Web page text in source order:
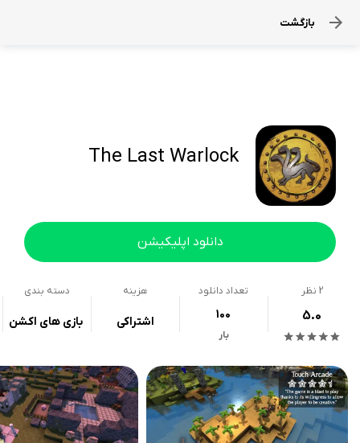
بازگشت
The Last Warlock
دانلود اپلیکیشن
2 نظر
5.0
تعداد دانلود
100
بار
هزینه
اشتراکی
دسته بندی
بازی های اکشن